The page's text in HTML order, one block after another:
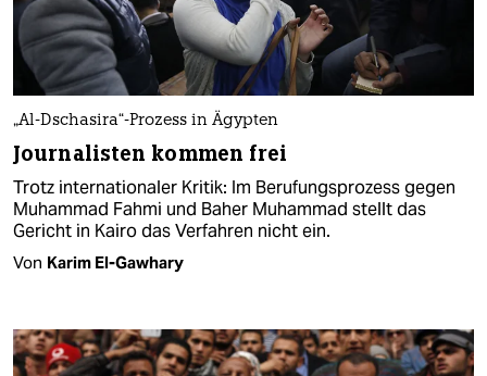
„Al-Dschasira“-Prozess in Ägypten
Journalisten kommen frei
Trotz internationaler Kritik: Im Berufungsprozess gegen
Muhammad Fahmi und Baher Muhammad stellt das
Gericht in Kairo das Verfahren nicht ein.
Von Karim El-Gawhary